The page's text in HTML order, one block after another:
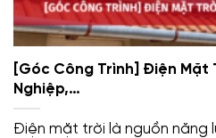
[Góc Công Trình] Điện Mặt
Nghiệp,…
Điện mặt trời là nguồn năng